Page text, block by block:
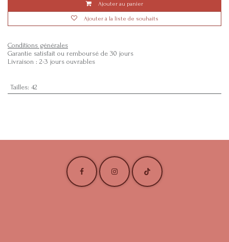
Ajouter au panier
Ajouter à la liste de souhaits
Conditions générales
Garantie satisfait ou remboursé de 30 jours
Livraison : 2-3 jours ouvrables
Tailles: 42